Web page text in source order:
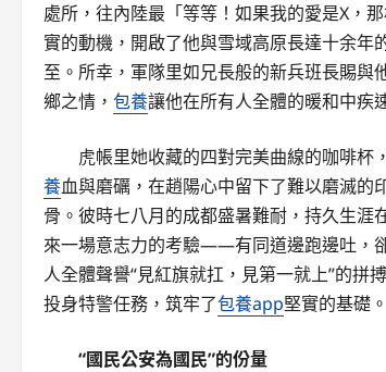
處所，往內陸最「等等！如果我的愛是X，
實的動機，開啟了他與雪域高原長達十余
至。所幸，軍隊里如兄長般的新兵班長賜與
鄉之情， 包養讓他在所有人全體的暖和中疾
虎帳里她收藏的四對完美曲線的咖啡杯
養血與磨礪，在趙陽心中留下了難以磨滅
骨。彼時七八月的成都盛暑難耐，持久生涯
來一場意志力的考驗——有同道邊跑邊吐，
人全體聲譽“見紅旗就扛，見第一就上”的
投身特警任務，筑牢了包養app堅實的基礎。
“國民公安為國民”的份量